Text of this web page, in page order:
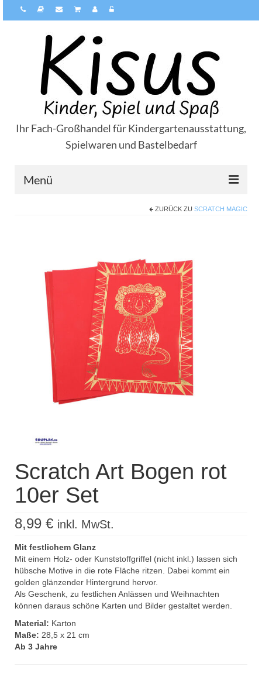
Ihr Fach-Großhandel für Kindergartenausstattung,
Spielwaren und Bastelbedarf
Menü
Kisus Katalog anfordern
Newsletter
Kontakt
Log In / Mein Konto
Products
search
ZURÜCK ZU SCRATCH MAGIC
Scratch Art Bogen rot
10er Set
8,99 € inkl. MwSt.
Mit festlichem Glanz
Mit einem Holz- oder Kunststoffgriffel (nicht inkl.) lassen sich
hübsche Motive in die rote Fläche ritzen. Dabei kommt ein
golden glänzender Hintergrund hervor.
Als Geschenk, zu festlichen Anlässen und Weihnachten
können daraus schöne Karten und Bilder gestaltet werden.
Material: Karton
Maße: 28,5 x 21 cm
Ab 3 Jahre